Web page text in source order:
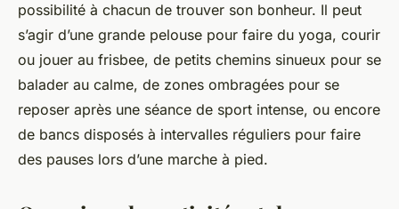
possibilité à chacun de trouver son bonheur. Il peut
s’agir d’une grande pelouse pour faire du yoga, courir
ou jouer au frisbee, de petits chemins sinueux pour se
balader au calme, de zones ombragées pour se
reposer après une séance de sport intense, ou encore
de bancs disposés à intervalles réguliers pour faire
des pauses lors d’une marche à pied.